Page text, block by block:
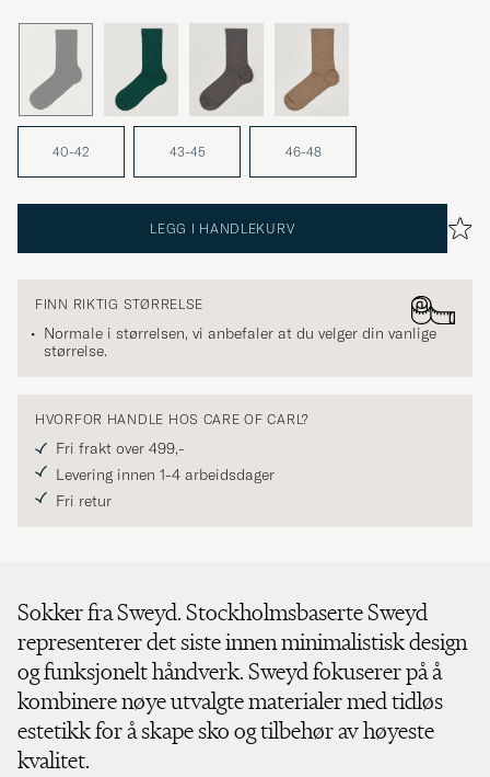
40-42 43-45 46-48
LEGG I HANDLEKURV
FINN RIKTIG STØRRELSE
Normale i størrelsen, vi anbefaler at du velger din vanlige
størrelse.
HVORFOR HANDLE HOS CARE OF CARL?
Fri frakt over 499,-
Levering innen 1-4 arbeidsdager
Fri retur
Sokker fra Sweyd. Stockholmsbaserte Sweyd
representerer det siste innen minimalistisk design
og funksjonelt håndverk. Sweyd fokuserer på å
kombinere nøye utvalgte materialer med tidløs
estetikk for å skape sko og tilbehør av høyeste
kvalitet.